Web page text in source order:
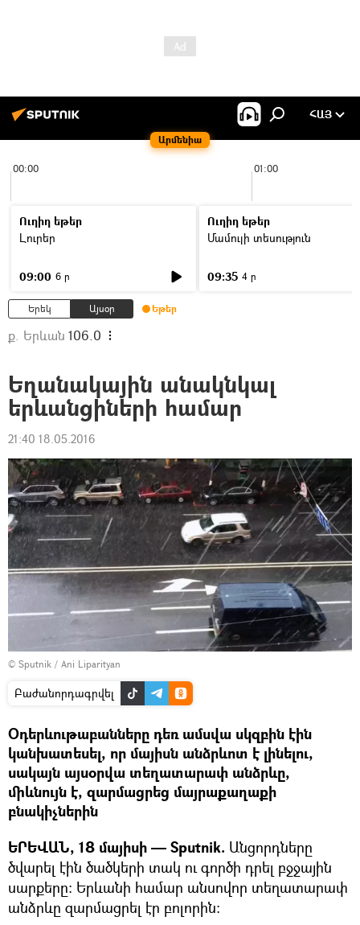
Արմենիա
ՀԱՅ
00:00 01:00
Ուղիղ եթեր
Լուրեր
09:00 6 ր
Ուղիղ եթեր
Մամուլի տեսություն
09:35 4 ր
Երեկ Այսօր Եթեր
ք. Երևան 106.0
Եղանակային անակնկալ
երևանցիների համար
21:40 18.05.2016
© Sputnik / Ani Liparityan
Բաժանորդագրվել
Օդերևութաբանները դեռ ամսվա սկզբին էին
կանխատեսել, որ մայիսն անձրևոտ է լինելու,
սակայն այսօրվա տեղատարափ անձրևը,
միևնույն է, զարմացրեց մայրաքաղաքի
բնակիչներին
ԵՐԵՎԱՆ, 18 մայիսի — Sputnik. Անցորդները
ծվարել էին ծածկերի տակ ու գործի դրել բջջային
սարքերը: Երևանի համար անսովոր տեղատարափ
անձրևը զարմացրել էր բոլորին: